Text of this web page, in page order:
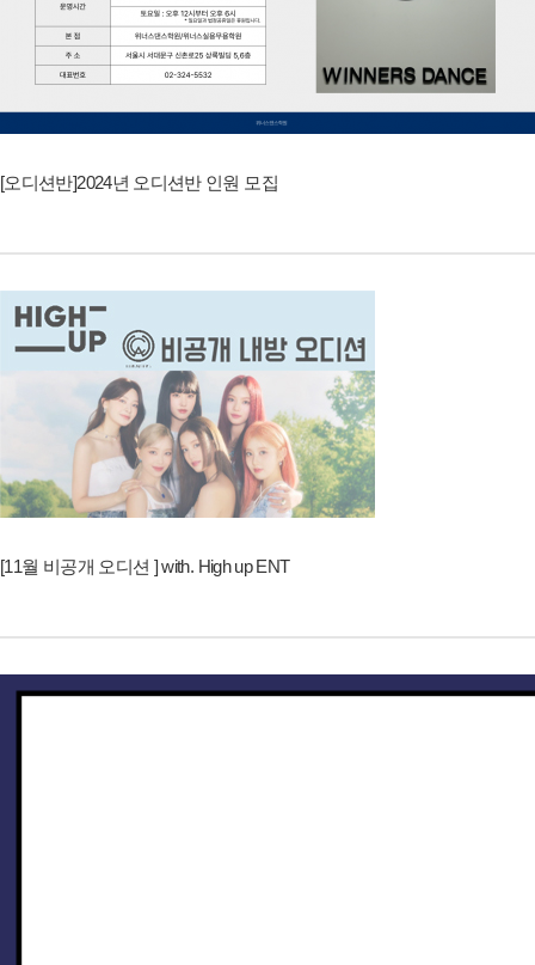
[오디션반]2024년 오디션반 인원 모집
[11월 비공개 오디션 ] with. High up ENT